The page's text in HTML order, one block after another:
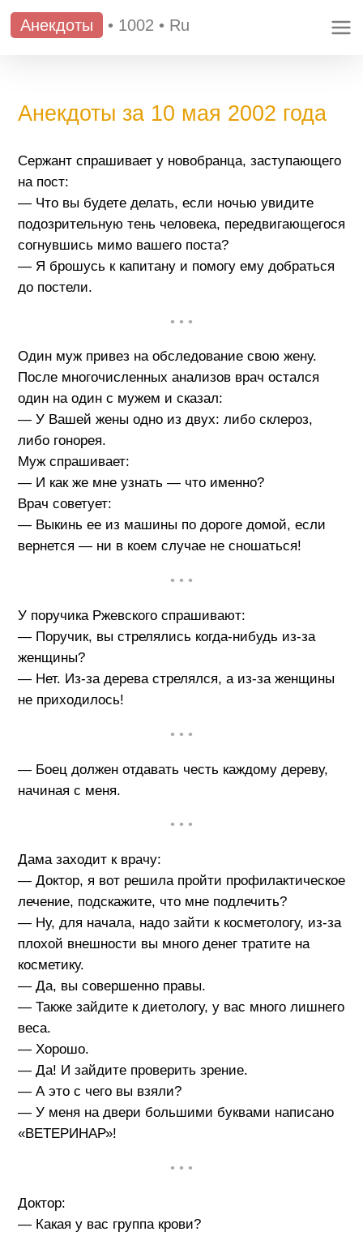
Анекдоты • 1002 • Ru
Анекдоты за 10 мая 2002 года
Сержант спрашивает у новобранца, заступающего
на пост:
— Что вы будете делать, если ночью увидите
подозрительную тень человека, передвигающегося
согнувшись мимо вашего поста?
— Я брошусь к капитану и помогу ему добраться
до постели.
• • •
Один муж привез на обследование свою жену.
После многочисленных анализов врач остался
один на один с мужем и сказал:
— У Вашей жены одно из двух: либо склероз,
либо гонорея.
Муж спрашивает:
— И как же мне узнать — что именно?
Врач советует:
— Выкинь ее из машины по дороге домой, если
вернется — ни в коем случае не сношаться!
• • •
У поручика Ржевского спрашивают:
— Поручик, вы стрелялись когда-нибудь из-за
женщины?
— Нет. Из-за дерева стрелялся, а из-за женщины
не приходилось!
• • •
— Боец должен отдавать честь каждому дереву,
начиная с меня.
• • •
Дама заходит к врачу:
— Доктор, я вот решила пройти профилактическое
лечение, подскажите, что мне подлечить?
— Ну, для начала, надо зайти к косметологу, из-за
плохой внешности вы много денег тратите на
косметику.
— Да, вы совершенно правы.
— Также зайдите к диетологу, у вас много лишнего
веса.
— Хорошо.
— Да! И зайдите проверить зрение.
— А это с чего вы взяли?
— У меня на двери большими буквами написано
«ВЕТЕРИНАР»!
• • •
Доктор:
— Какая у вас группа крови?